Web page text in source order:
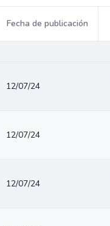
Fecha de publicación
12/07/24
12/07/24
12/07/24